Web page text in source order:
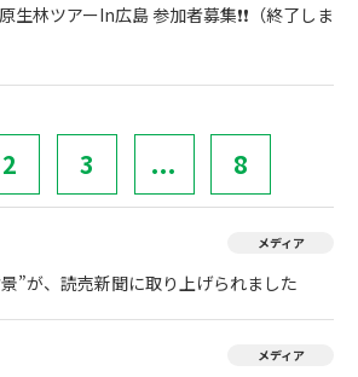
林ツアーIn広島 参加者募集❗❗（終了しま
2 3 ... 8
メディア
”が、読売新聞に取り上げられました
メディア